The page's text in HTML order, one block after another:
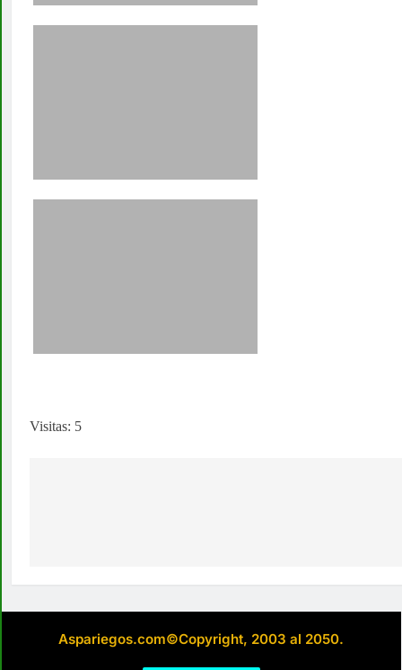
Visitas: 5
Aspariegos.com©Copyright, 2003 al 2050.